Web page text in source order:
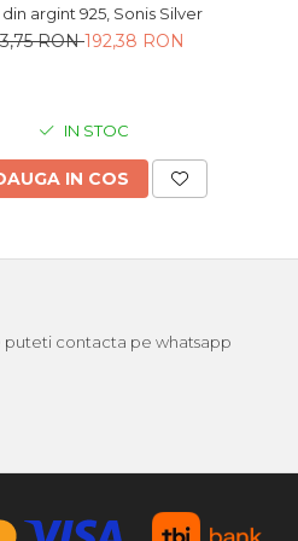
argint 925, Sonis Silver
RON192,38 RON
IN STOC
IN COS
puteti contacta pe whatsapp